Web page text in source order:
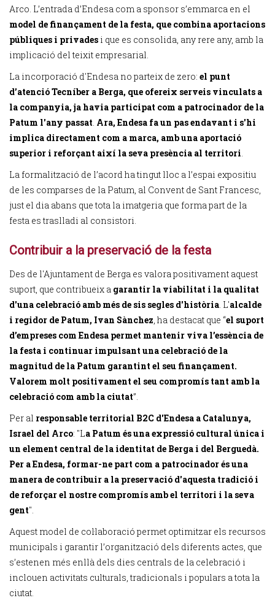
Arco. L’entrada d’Endesa com a sponsor s’emmarca en el
model de finançament de la festa, que combina aportacions
públiques i privades i que es consolida, any rere any, amb la
implicació del teixit empresarial.
La incorporació d'Endesa no parteix de zero: el punt
d’atenció Tecníber a Berga, que ofereix serveis vinculats a
la companyia, ja havia participat com a patrocinador de la
Patum l'any passat. Ara, Endesa fa un pas endavant i s'hi
implica directament com a marca, amb una aportació
superior i reforçant així la seva presència al territori.
La formalització de l’acord ha tingut lloc a l’espai expositiu
de les comparses de la Patum, al Convent de Sant Francesc,
just el dia abans que tota la imatgeria que forma part de la
festa es traslladi al consistori.
Contribuir a la preservació de la festa
Des de l'Ajuntament de Berga es valora positivament aquest
suport, que contribueix a garantir la viabilitat i la qualitat
d'una celebració amb més de sis segles d'història. L'alcalde
i regidor de Patum, Ivan Sànchez, ha destacat que “el suport
d’empreses com Endesa permet mantenir viva l’essència de
la festa i continuar impulsant una celebració de la
magnitud de la Patum garantint el seu finançament.
Valorem molt positivament el seu compromís tant amb la
celebració com amb la ciutat”.
Per al responsable territorial B2C d'Endesa a Catalunya,
Israel del Arco: "La Patum és una expressió cultural única i
un element central de la identitat de Berga i del Berguedà.
Per a Endesa, formar-ne part com a patrocinador és una
manera de contribuir a la preservació d'aquesta tradició i
de reforçar el nostre compromís amb el territori i la seva
gent".
Aquest model de col·laboració permet optimitzar els recursos
municipals i garantir l’organització dels diferents actes, que
s’estenen més enllà dels dies centrals de la celebració i
inclouen activitats culturals, tradicionals i populars a tota la
ciutat.